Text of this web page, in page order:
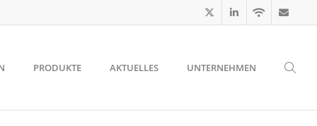
PRODUKTE AKTUELLES UNTERNEHMEN